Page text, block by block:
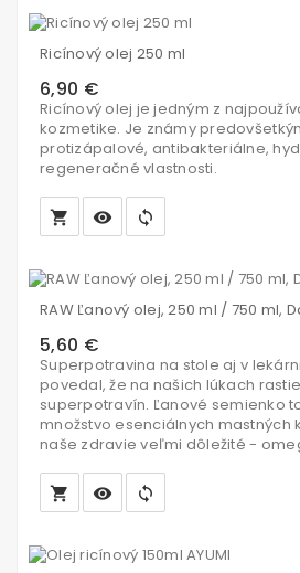
do
košíka
Ricínový olej 250 ml
6,90 €
Ricínový olej je jedným z
kozmetike. Je známy
protizápalové, antibakteriálne,
regeneračné vlastnosti.
local_grocery_store
do
visibility sync
RAW Ľanový olej, 250 ml / 750 ml,
5,60 €
Superpotravina na stole aj v
povedal, že na našich lúkach
superpotravín. Ľanové semienko
množstvo esenciálnych mastných
naše zdravie veľmi dôležité -
local_grocery_store
do
visibility sync